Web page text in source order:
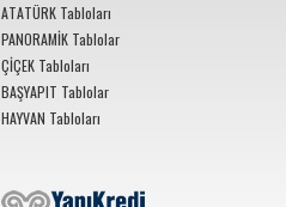
ATATÜRK Tabloları
PANORAMİK Tablolar
ÇİÇEK Tabloları
BAŞYAPIT Tablolar
HAYVAN Tabloları